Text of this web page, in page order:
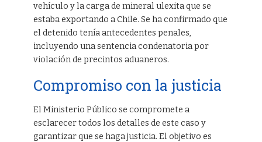
vehículo y la carga de mineral ulexita que se
estaba exportando a Chile. Se ha confirmado que
el detenido tenía antecedentes penales,
incluyendo una sentencia condenatoria por
violación de precintos aduaneros.
Compromiso con la justicia
El Ministerio Público se compromete a
esclarecer todos los detalles de este caso y
garantizar que se haga justicia. El objetivo es